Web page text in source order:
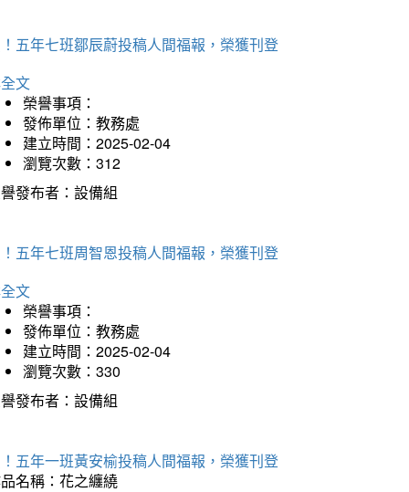
五年七班鄒辰蔚投稿人間福報，榮獲刊登
文
榮譽事項：
發佈單位：教務處
建立時間：2025-02-04
瀏覽次數：312
發布者：設備組
五年七班周智恩投稿人間福報，榮獲刊登
文
榮譽事項：
發佈單位：教務處
建立時間：2025-02-04
瀏覽次數：330
發布者：設備組
五年一班黃安榆投稿人間福報，榮獲刊登
名稱：花之纏繞